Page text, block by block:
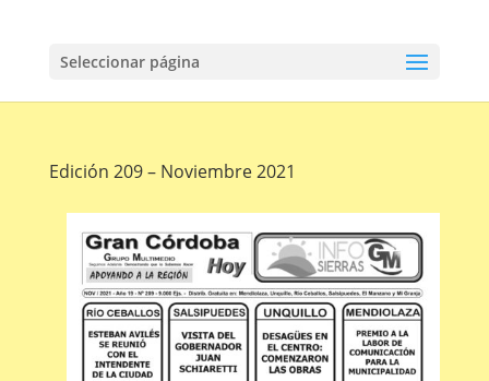
Seleccionar página
Edición 209 – Noviembre 2021